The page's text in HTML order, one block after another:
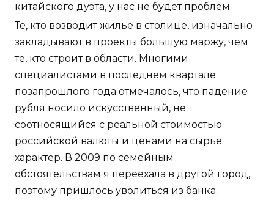
китайского дуэта, у нас не будет проблем.
Те, кто возводит жилье в столице, изначально
закладывают в проекты большую маржу, чем
те, кто строит в области. Многими
специалистами в последнем квартале
позапрошлого года отмечалось, что падение
рубля носило искусственный, не
соотносящийся с реальной стоимостью
российской валюты и ценами на сырье
характер. В 2009 по семейным
обстоятельствам я переехала в другой город,
поэтому пришлось уволиться из банка.